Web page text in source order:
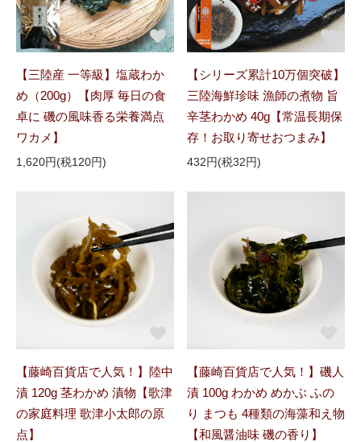
【三陸産 一等級】塩蔵わか
め（200g）【肉厚 毎日の食
卓に 磯の風味香る栄養満点
ワカメ】
1,620円(税120円)
【シリーズ累計10万個突破】
三陸海鮮珍味 漁師の煮物 旨
辛茎わかめ 40g【常温長期保
存！お取り寄せおつまみ】
432円(税32円)
【藤崎百貨店で人気！】陸中
漬 120g 茎わかめ 漬物【歌津
の家庭料理 歌津小太郎の原
点】
【藤崎百貨店で人気！】磯人
漬 100g わかめ めかぶ ふの
り まつも 4種類の海藻和え物
【和風醤油味 磯の香り】